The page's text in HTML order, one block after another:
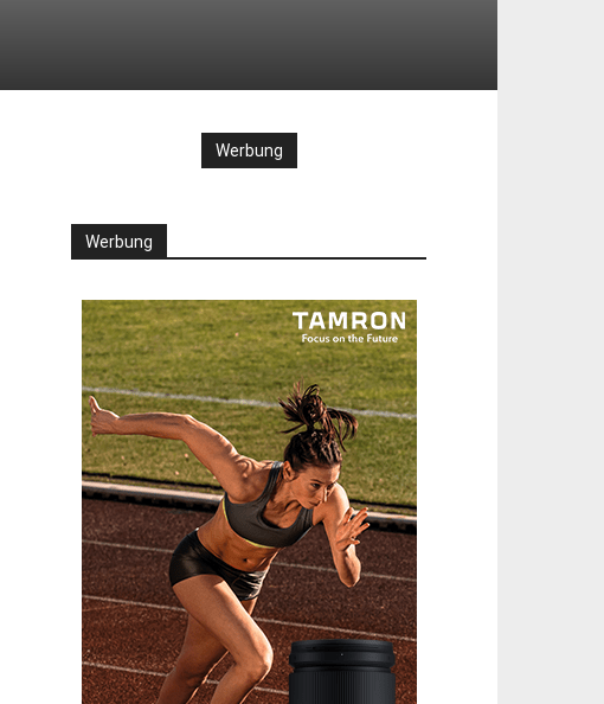
Werbung
Werbung